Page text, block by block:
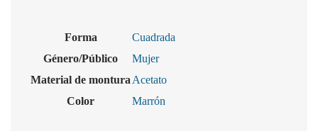
Forma
Cuadrada
Género/Público
Mujer
Material de montura Acetato
Color
Marrón